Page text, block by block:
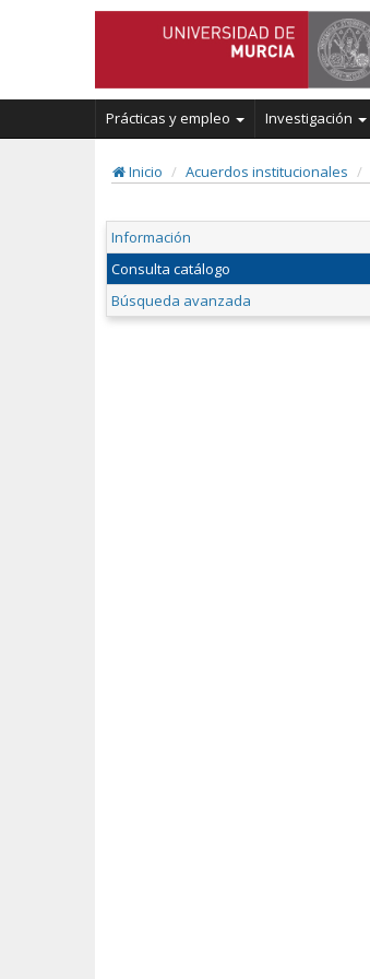
Prácticas y empleo Investigación
Inicio Acuerdos institucionales
Información
Consulta catálogo
Búsqueda avanzada